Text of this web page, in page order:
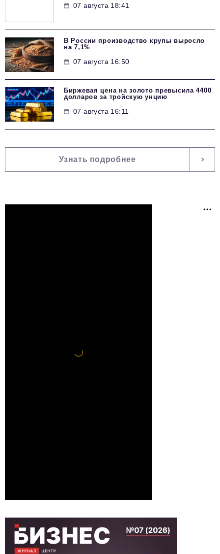
07 августа 18:41
В России производство крупы выросло
на 7,1%
07 августа 16:50
Биржевая цена на золото превысила 4400
долларов за тройскую унцию
07 августа 16:11
Узнать подробнее